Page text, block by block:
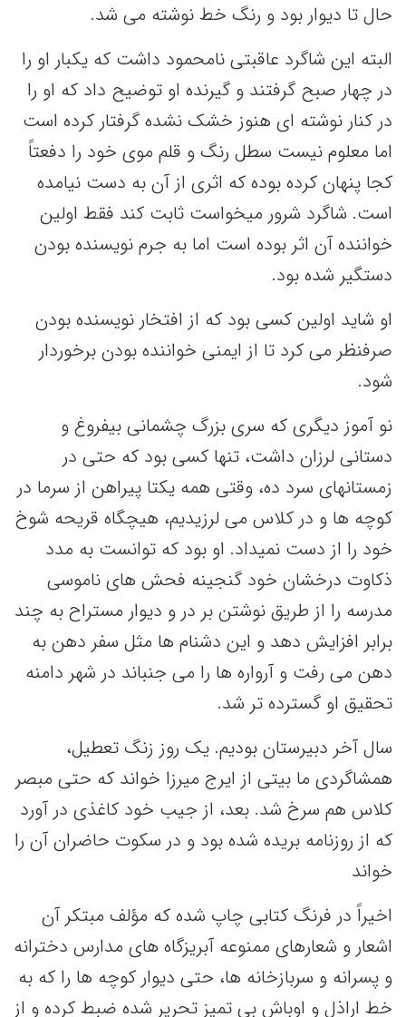
حال تا دیوار بود و رنگ خط نوشته می شد.
البته این شاگرد عاقبتی نامحمود داشت که یکبار او را
در چهار صبح گرفتند و گیرنده او توضیح داد که او را
در کنار نوشته ای هنوز خشک نشده گرفتار کرده است
اما معلوم نیست سطل رنگ و قلم موی خود را دفعتاً
کجا پنهان کرده بوده که اثری از آن به دست نیامده
است. شاگرد شرور میخواست ثابت کند فقط اولین
خواننده آن اثر بوده است اما به جرم نویسنده بودن
دستگیر شده بود.
او شاید اولین کسی بود که از افتخار نویسنده بودن
صرفنظر می کرد تا از ایمنی خواننده بودن برخوردار
شود.
نو آموز دیگری که سری بزرگ چشمانی بیفروغ و
دستانی لرزان داشت، تنها کسی بود که حتی در
زمستانهای سرد ده، وقتی همه یکتا پیراهن از سرما در
کوچه ها و در کلاس می لرزیدیم، هیچگاه قریحه شوخ
خود را از دست نمیداد. او بود که توانست به مدد
ذکاوت درخشان خود گنجینه فحش های ناموسی
مدرسه را از طریق نوشتن بر در و دیوار مستراح به چند
برابر افزایش دهد و این دشنام ها مثل سفر دهن به
دهن می رفت و آرواره ها را می جنباند در شهر دامنه
تحقیق او گسترده تر شد.
سال آخر دبیرستان بودیم. یک روز زنگ تعطیل،
همشاگردی ما بیتی از ایرج میرزا خواند که حتی مبصر
کلاس هم سرخ شد. بعد، از جیب خود کاغذی در آورد
که از روزنامه بریده شده بود و در سکوت حاضران آن را
خواند
اخیراً در فرنگ کتابی چاپ شده که مؤلف مبتکر آن
اشعار و شعارهای ممنوعه آبریزگاه های مدارس دخترانه
و پسرانه و سربازخانه ها، حتی دیوار کوچه ها را که به
خط اراذل و اوباش بی تمیز تحریر شده ضبط کرده و از